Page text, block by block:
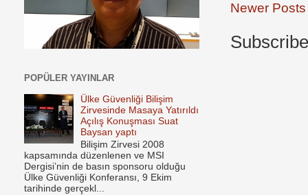
Newer Posts
POPÜLER YAYINLAR
Ülke Güvenliği Bilişim
Zirvesinde Masaya Yatırıldı
Açılış Konuşması Suat
Baysan yaptı
Bilişim Zirvesi 2008
kapsamında düzenlenen ve MSI
Dergisi’nin de basın sponsoru olduğu
Ülke Güvenliği Konferansı, 9 Ekim
tarihinde gerçekl...